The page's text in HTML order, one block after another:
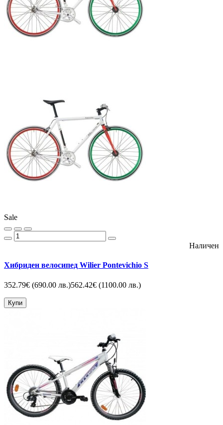
Sale
Наличен
Хибриден велосипед Wilier Pontevichio S
352.79€ (690.00 лв.)562.42€ (1100.00 лв.)
Купи